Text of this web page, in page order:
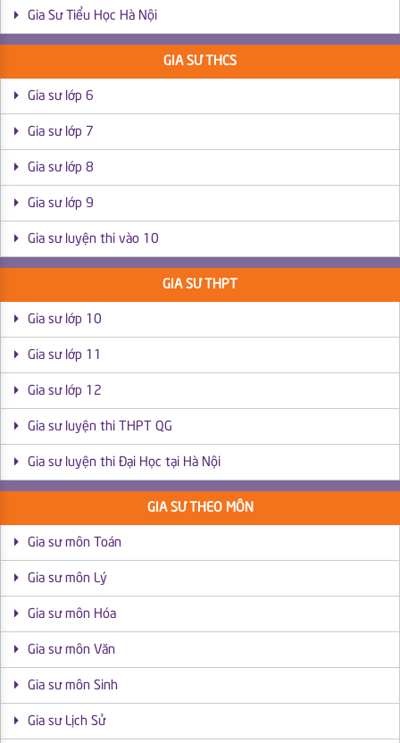
Gia Sư Tiểu Học Hà Nội
GIA SƯ THCS
Gia sư lớp 6
Gia sư lớp 7
Gia sư lớp 8
Gia sư lớp 9
Gia sư luyện thi vào 10
GIA SƯ THPT
Gia sư lớp 10
Gia sư lớp 11
Gia sư lớp 12
Gia sư luyện thi THPT QG
Gia sư luyện thi Đại Học tại Hà Nội
GIA SƯ THEO MÔN
Gia sư môn Toán
Gia sư môn Lý
Gia sư môn Hóa
Gia sư môn Văn
Gia sư môn Sinh
Gia sư Lịch Sử